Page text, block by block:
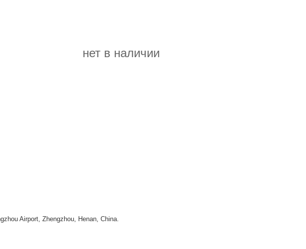
нет в наличии
Airport, Zhengzhou, Henan, China.